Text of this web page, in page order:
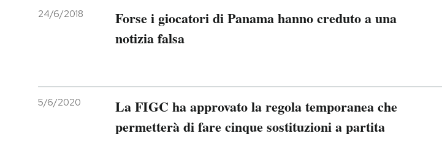
24/6/2018
Forse i giocatori di Panama hanno creduto a una
notizia falsa
5/6/2020
La FIGC ha approvato la regola temporanea che
permetterà di fare cinque sostituzioni a partita